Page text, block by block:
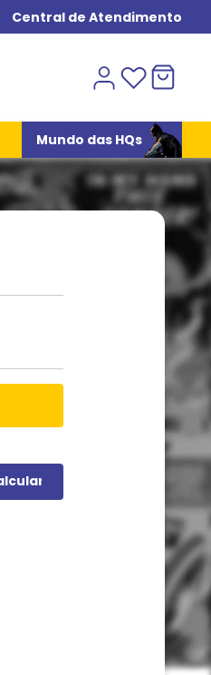
Central de Atendimento
Mundo das HQs